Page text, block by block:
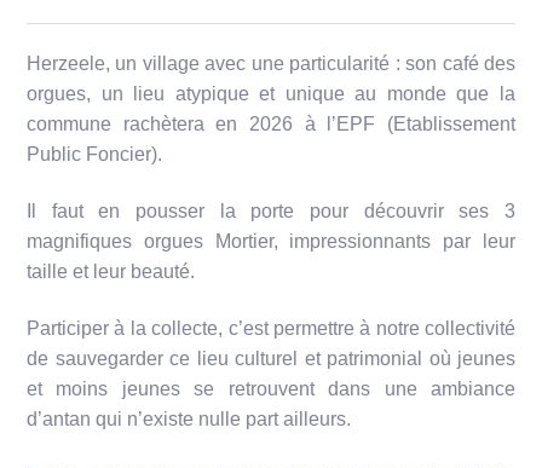
Herzeele, un village avec une particularité : son café des
orgues, un lieu atypique et unique au monde que la
commune rachètera en 2026 à l’EPF (Etablissement
Public Foncier).
Il faut en pousser la porte pour découvrir ses 3
magnifiques orgues Mortier, impressionnants par leur
taille et leur beauté.
Participer à la collecte, c’est permettre à notre collectivité
de sauvegarder ce lieu culturel et patrimonial où jeunes
et moins jeunes se retrouvent dans une ambiance
d’antan qui n’existe nulle part ailleurs.